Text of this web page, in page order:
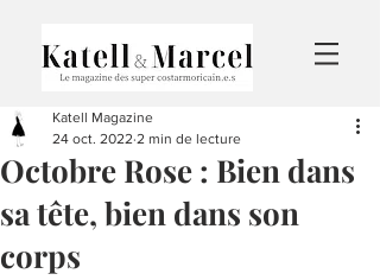
Octobre Rose : Bien dans
sa tête, bien dans son
corps
Katell Magazine
24 oct. 2022 2 min de lecture